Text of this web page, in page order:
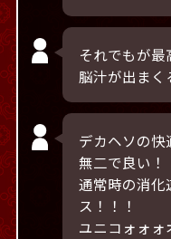
それでもが最
脳汁が出まく
デカヘソの快
無二で良い！
通常時の消化
ス！！！
ユニコォォォ